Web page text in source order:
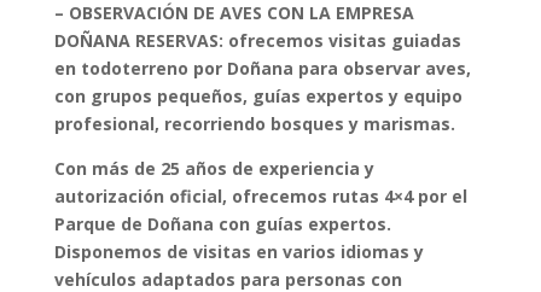
– OBSERVACIÓN DE AVES CON LA EMPRESA
DOÑANA RESERVAS: ofrecemos visitas guiadas
en todoterreno por Doñana para observar aves,
con grupos pequeños, guías expertos y equipo
profesional, recorriendo bosques y marismas.
Con más de 25 años de experiencia y
autorización oficial, ofrecemos rutas 4×4 por el
Parque de Doñana con guías expertos.
Disponemos de visitas en varios idiomas y
vehículos adaptados para personas con